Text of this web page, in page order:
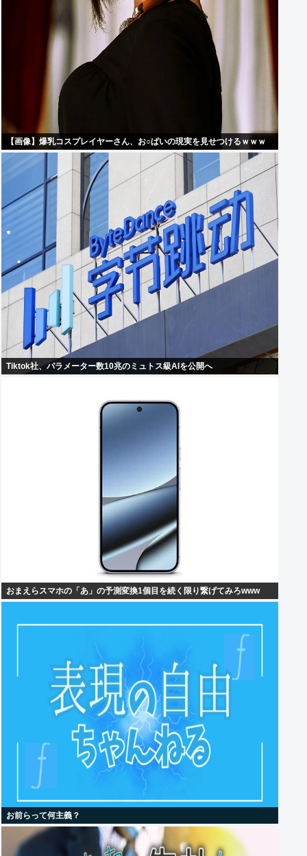
【画像】爆乳コスプレイヤーさん、お○ぱいの現実を見せつけるｗｗｗ
Tiktok社、パラメーター数10兆のミュトス級AIを公開へ
おまえらスマホの「あ」の予測変換1個目を続く限り繋げてみろwww
お前らって何主義？